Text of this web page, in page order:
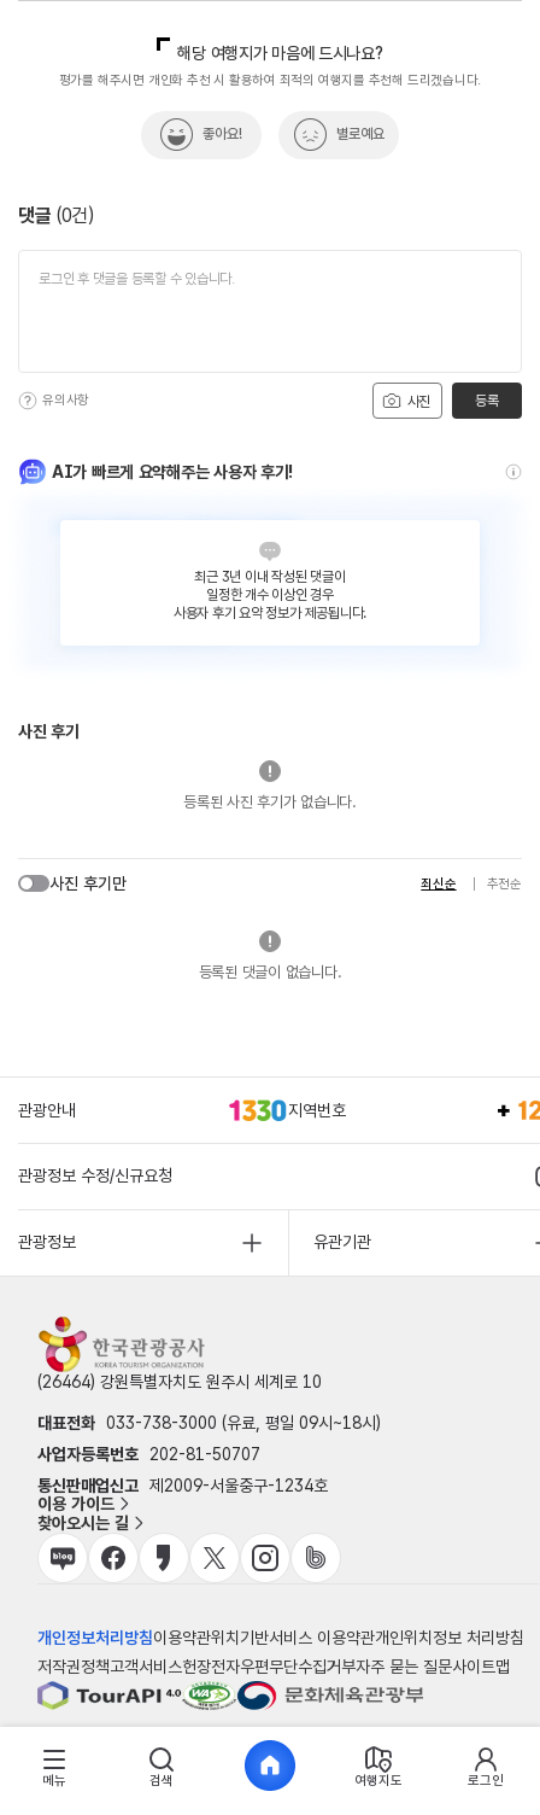
해당 여행지가 마음에 드시나요?
평가를 해주시면 개인화 추천 시 활용하여 최적의 여행지를 추천해 드리겠습니다.
좋아요! 별로예요
댓글 (0건)
사진
유의사항 등록
AI가 빠르게 요약해주는 사용자 후기!
최근 3년 이내 작성된 댓글이
일정한 개수 이상인 경우
사용자 후기 요약 정보가 제공됩니다.
사진 후기
등록된 사진 후기가 없습니다.
사진 후기만 최신순 추천순
등록된 댓글이 없습니다.
관광안내 지역번호
관광정보 수정/신규요청
관광정보 유관기관
(26464) 강원특별자치도 원주시 세계로 10
대표전화 033-738-3000 (유료, 평일 09시~18시)
사업자등록번호
202-81-50707
통신판매업신고 제2009-서울중구-1234호
이용 가이드
찾아오시는 길
개인정보처리방침이용약관위치기반서비스 이용약관개인위치정보 처리방침
저작권정책고객서비스헌장전자우편무단수집거부자주 묻는 질문사이트맵
© 한국관광공사
메뉴 검색 여행지도 로그인